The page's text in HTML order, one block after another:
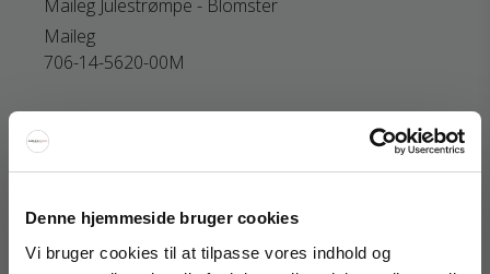
Denne hjemmeside bruger cookies
Vi bruger cookies til at tilpasse vores indhold og
Maileg Julestrømpe - Blomster
Maileg
706-14-5620-00M
230 DKK
Vis produkt